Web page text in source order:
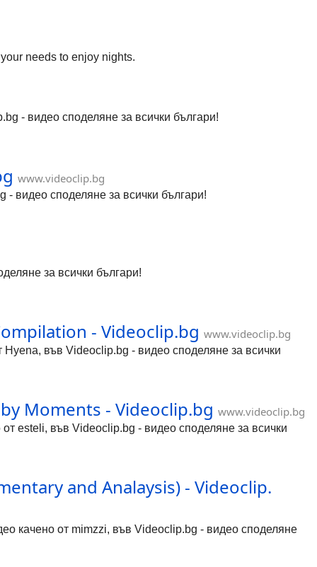
needs to enjoy nights.
- видео споделяне за всички българи!
www.videoclip.bg
видео споделяне за всички българи!
за всички българи!
- Videoclip.bg www.videoclip.bg
във Videoclip.bg - видео споделяне за всички
Moments - Videoclip.bg www.videoclip.bg
esteli, във Videoclip.bg - видео споделяне за всички
and Analaysis) - Videoclip.
качено от mimzzi, във Videoclip.bg - видео споделяне